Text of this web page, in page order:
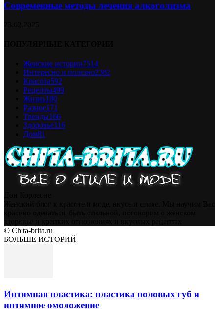
Современные методы лечения алкоголизма
Женские истории7514
Интересно и полезно2382
Красота592
Рецепты499
Жизнь180
Разное171
Тренды166
Здоровье116
Дом81
© Chita-brita.ru
БОЛЬШЕ ИСТОРИЙ
Интимная пластика: пластика половых губ и
интимное омоложение